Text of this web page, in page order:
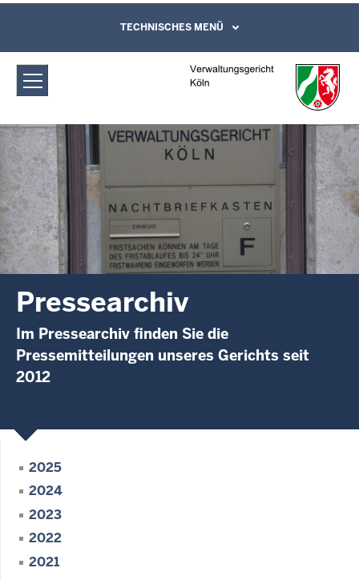
Verwaltungsgericht Köln: Pressearchiv
Direkt zum Inhalt
Leichte Sprache, Gebärdensprachenvideo
und Kontaktformular
TECHNISCHES MENÜ
Pressearchiv
Im Pressearchiv finden Sie die
Pressemitteilungen unseres Gerichts seit
2012
2025
2024
2023
2022
2021